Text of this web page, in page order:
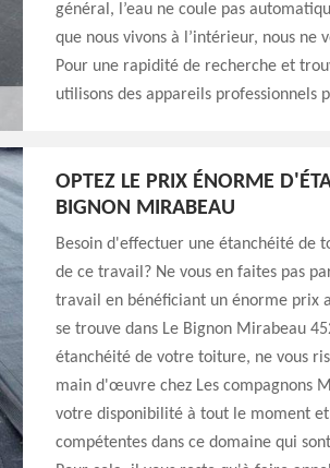
général, l’eau ne coule pas
que nous vivons à l’intérieur, nous ne
Pour une rapidité de recherche et
utilisons des appareils professionnels
OPTEZ LE PRIX ÉNORME
BIGNON MIRABEAU
Besoin d'effectuer une étanchéité de
de ce travail? Ne vous en faites pas
travail en bénéficiant un énorme prix
se trouve dans Le Bignon Mirabeau
étanchéité de votre toiture, ne vous
main d'œuvre chez Les compagnons
votre disponibilité à tout le moment
compétentes dans ce domaine qui